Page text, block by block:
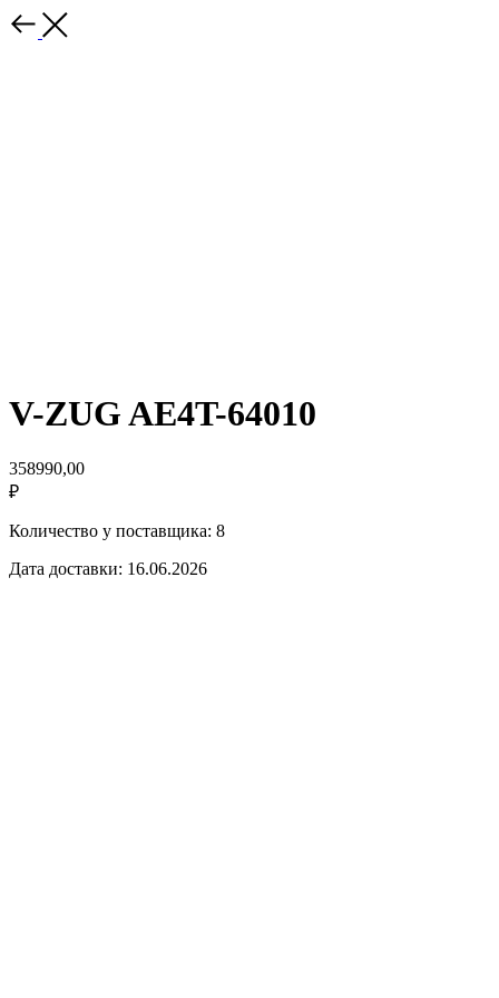
V-ZUG AE4T-64010
358990,00
₽
Количество у поставщика: 8
Дата доставки: 16.06.2026